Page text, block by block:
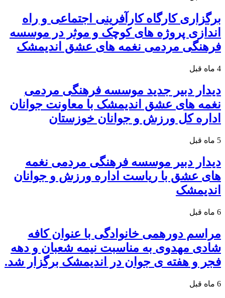
برگزاری کارگاه کارآفرینی اجتماعی و راه
اندازی پروژه های کوچک و موثر در موسسه
فرهنگی مردمی نغمه های عشق اندیمشک
4 ماه قبل
دیدار دبیر جدید موسسه فرهنگی مردمی
نغمه های عشق اندیمشک با معاونت جوانان
اداره کل ورزش و جوانان خوزستان
5 ماه قبل
دیدار دبیر موسسه فرهنگی مردمی نغمه
های عشق با ریاست اداره ورزش و جوانان
اندیمشک
6 ماه قبل
مراسم دورهمی خانوادگی با عنوان کافه
شادی مهدوی به مناسبت نیمه شعبان و دهه
فجر و هفته ی جوان در اندیمشک برگزار شد.
6 ماه قبل